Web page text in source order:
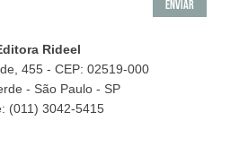
Rideel
455 - CEP: 02519-000
- São Paulo - SP
(011) 3042-5415